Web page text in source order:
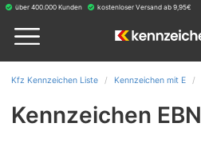
über 400.000 Kunden kostenloser Versand ab 9,95€
Kfz Kennzeichen Liste Kennzeichen mit E
Kennzeichen EBN